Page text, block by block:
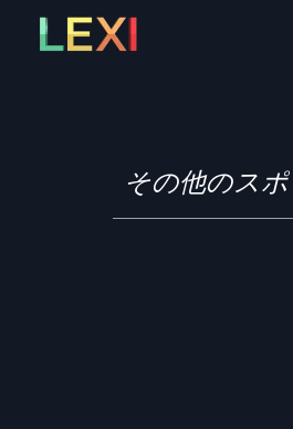
その他のス